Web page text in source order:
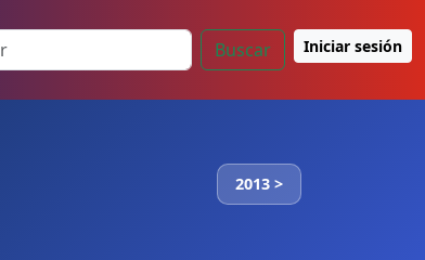
Buscar Iniciar sesión
2013 >